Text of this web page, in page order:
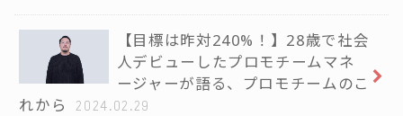
【目標は昨対240%！】28歳で社会
人デビューしたプロモチームマネ
ージャーが語る、プロモチームのこ
れから
2024.02.29